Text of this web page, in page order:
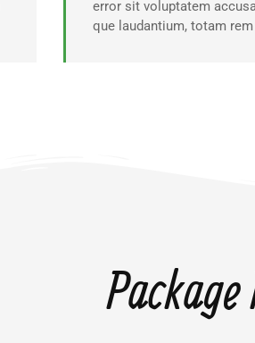
error sit voluptatem
que laudantium, totam rem